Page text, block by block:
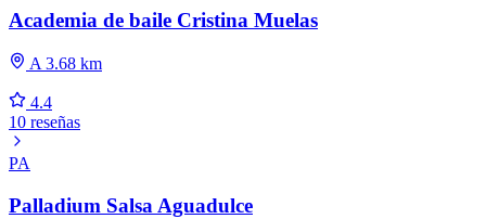
Academia de baile Cristina Muelas
A 3.68 km
4.4
10 reseñas
PA
Palladium Salsa Aguadulce